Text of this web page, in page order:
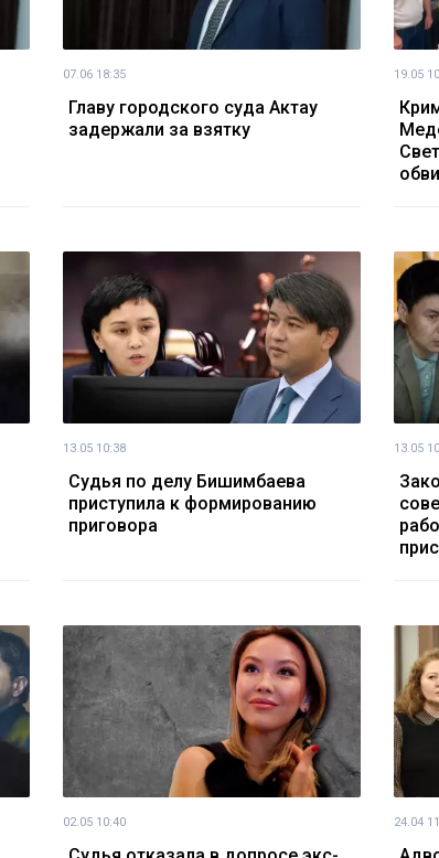
07.06 18:35
Главу городского суда Актау
задержали за взятку
19.05
13.05 10:38
Судья по делу Бишимбаева
приступила к формированию
приговора
13.05
02.05 10:40 24.04